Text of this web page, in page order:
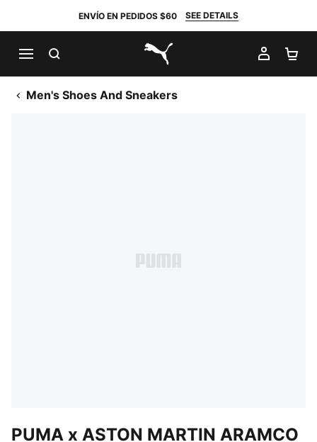
ENVÍO EN PEDIDOS $60 SEE DETAILS
PUMA.com
MI
Men's Shoes And Sneakers
PUMA x ASTON MARTIN ARAMCO